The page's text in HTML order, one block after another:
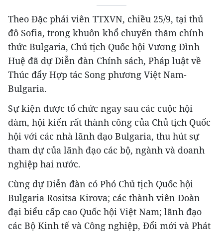
Theo Đặc phái viên TTXVN, chiều 25/9, tại thủ
đô Sofia, trong khuôn khổ chuyến thăm chính
thức Bulgaria, Chủ tịch Quốc hội Vương Đình
Huệ đã dự Diễn đàn Chính sách, Pháp luật về
Thúc đẩy Hợp tác Song phương Việt Nam-
Bulgaria.
Sự kiện được tổ chức ngay sau các cuộc hội
đàm, hội kiến rất thành công của Chủ tịch Quốc
hội với các nhà lãnh đạo Bulgaria, thu hút sự
tham dự của lãnh đạo các bộ, ngành và doanh
nghiệp hai nước.
Cùng dự Diễn đàn có Phó Chủ tịch Quốc hội
Bulgaria Rositsa Kirova; các thành viên Đoàn
đại biểu cấp cao Quốc hội Việt Nam; lãnh đạo
các Bộ Kinh tế và Công nghiệp, Đổi mới và Phát